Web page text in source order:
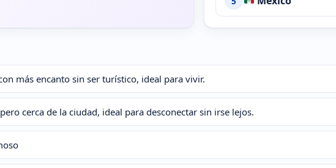
más encanto sin ser turístico, ideal para vivir.
cerca de la ciudad, ideal para desconectar sin irse lejos.